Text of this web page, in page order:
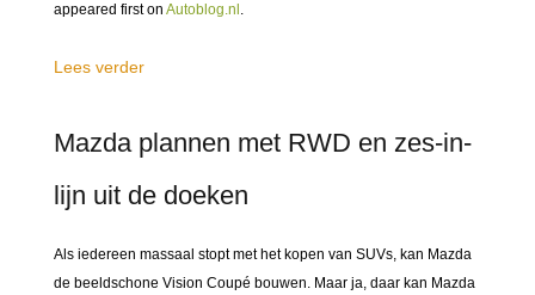
appeared first on Autoblog.nl .
Lees verder
Mazda plannen met RWD en zes-in-
lijn uit de doeken
Als iedereen massaal stopt met het kopen van SUVs, kan Mazda
de beeldschone Vision Coupé bouwen. Maar ja, daar kan Mazda